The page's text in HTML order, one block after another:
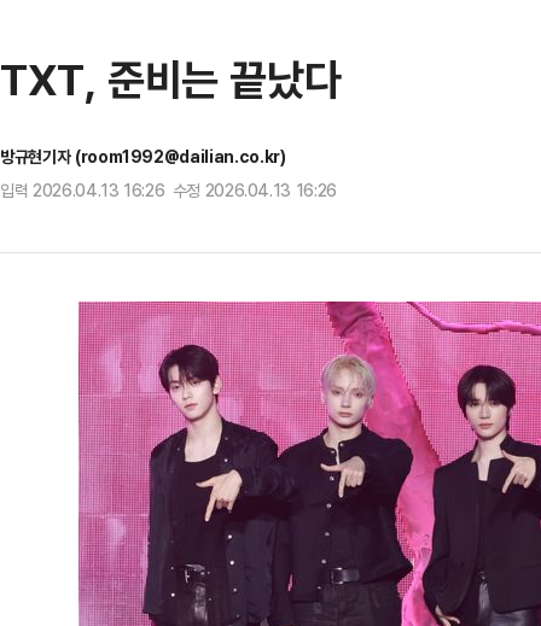
TXT, 준비는 끝났다
방규현기자 (room1992@dailian.co.kr)
입력 2026.04.13 16:26 수정 2026.04.13 16:26